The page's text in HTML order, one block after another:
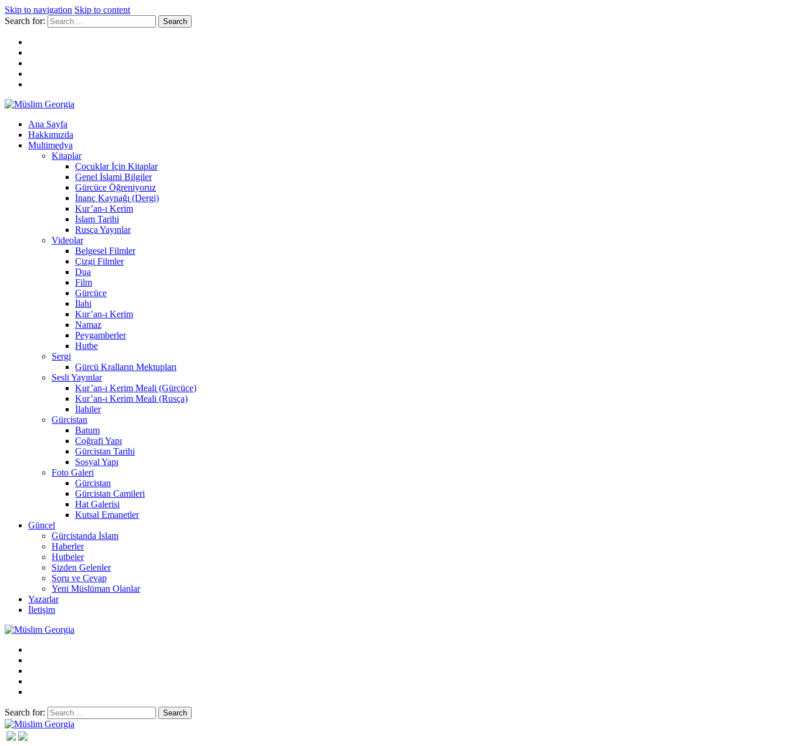
Skip to navigation Skip to content
Search for:
Müslim Georgia
Ana Sayfa
Hakkımızda
Multimedya
Kitaplar
Çocuklar İçin Kitaplar
Genel İslami Bilgiler
Gürcüce Öğreniyoruz
İnanç Kaynağı (Dergi)
Kur’an-ı Kerim
İslam Tarihi
Rusça Yayınlar
Videolar
Belgesel Filmler
Çizgi Filmler
Dua
Film
Gürcüce
İlahi
Kur’an-ı Kerim
Namaz
Peygamberler
Hutbe
Sergi
Gürcü Kralların Mektupları
Sesli Yayınlar
Kur’an-ı Kerim Meali (Gürcüce)
Kur’an-ı Kerim Meali (Rusça)
İlahiler
Gürcistan
Batum
Coğrafi Yapı
Gürcistan Tarihi
Sosyal Yapı
Foto Galeri
Gürcistan
Gürcistan Camileri
Hat Galerisi
Kutsal Emanetler
Güncel
Gürcistanda İslam
Haberler
Hutbeler
Sizden Gelenler
Soru ve Cevap
Yeni Müslüman Olanlar
Yazarlar
İletişim
Search for:
Müslim Georgia